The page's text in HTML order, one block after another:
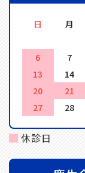
日 月
6
7
13
14
20
21
27
28
休診日